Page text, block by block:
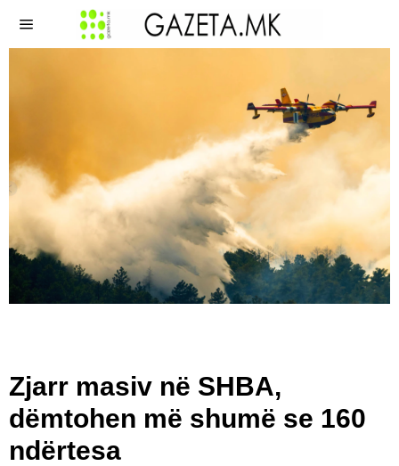
Zjarr masiv në SHBA,
dëmtohen më shumë se 160
ndërtesa